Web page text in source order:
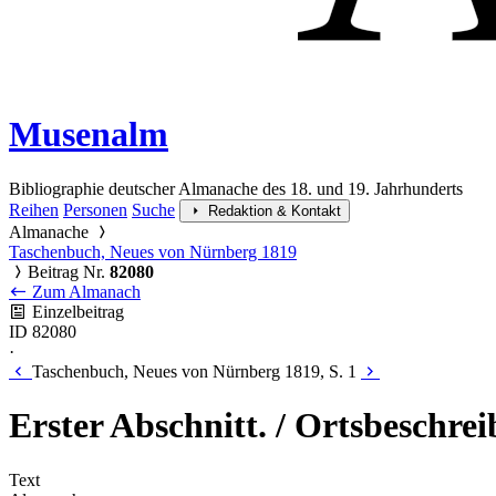
Musenalm
Bibliographie deutscher Almanache des 18. und 19. Jahrhunderts
Reihen Personen Suche Redaktion & Kontakt
Almanache
Taschenbuch, Neues von Nürnberg 1819
Beitrag Nr. 82080
Zum Almanach
Einzelbeitrag
ID 82080
·
Taschenbuch, Neues von Nürnberg 1819, S. 1
Erster Abschnitt. /
Text